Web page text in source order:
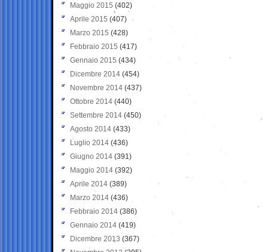
Maggio 2015 (402)
Aprile 2015 (407)
Marzo 2015 (428)
Febbraio 2015 (417)
Gennaio 2015 (434)
Dicembre 2014 (454)
Novembre 2014 (437)
Ottobre 2014 (440)
Settembre 2014 (450)
Agosto 2014 (433)
Luglio 2014 (436)
Giugno 2014 (391)
Maggio 2014 (392)
Aprile 2014 (389)
Marzo 2014 (436)
Febbraio 2014 (386)
Gennaio 2014 (419)
Dicembre 2013 (367)